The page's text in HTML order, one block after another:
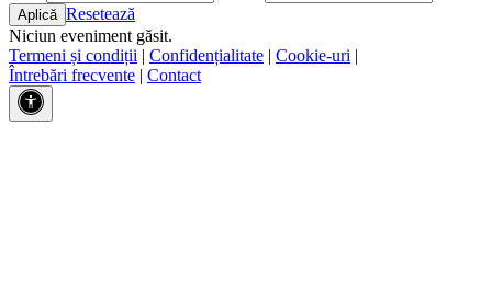
Resetează
Niciun eveniment găsit.
Termeni și condiții | Confidențialitate | Cookie-uri |
Întrebări frecvente | Contact